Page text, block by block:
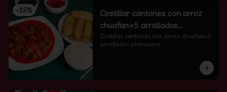
-15%
Costillar cantones con arroz
chuafan+5 arrollados
primavera
Costillar cantones con arroz chuafan+5
arrollados primavera